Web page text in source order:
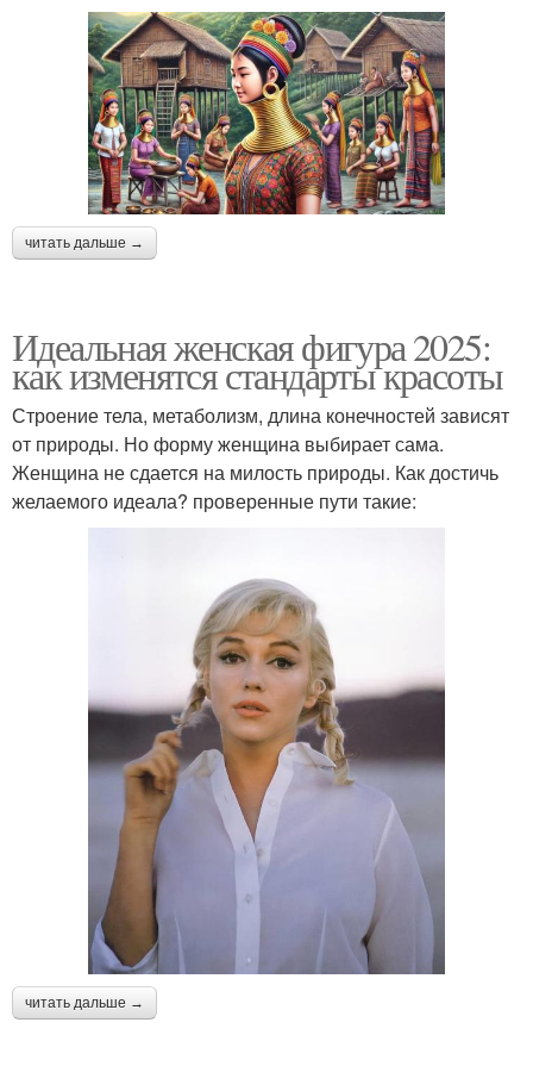
читать дальше →
Идеальная женская фигура 2025:
как изменятся стандарты красоты
Строение тела, метаболизм, длина конечностей зависят
от природы. Но форму женщина выбирает сама.
Женщина не сдается на милость природы. Как достичь
желаемого идеала? проверенные пути такие:
читать дальше →